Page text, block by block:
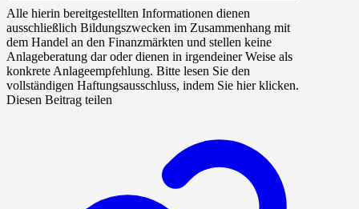
Alle hierin bereitgestellten Informationen dienen
ausschließlich Bildungszwecken im Zusammenhang mit
dem Handel an den Finanzmärkten und stellen keine
Anlageberatung dar oder dienen in irgendeiner Weise als
konkrete Anlageempfehlung. Bitte lesen Sie den
vollständigen Haftungsausschluss, indem Sie hier klicken.
Diesen Beitrag teilen